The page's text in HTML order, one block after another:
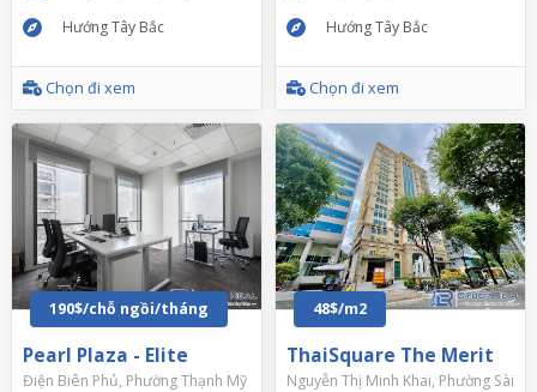
Hướng Tây Bắc
Chọn đi xem
Hướng Tây Bắc
Chọn đi xem
190$/chỗ ngồi/tháng
Pearl Plaza - Elite
Điện Biên Phủ, Phường Thạnh Mỹ
48$/m2
ThaiSquare The Merit
Nguyễn Thị Minh Khai, Phường Sài